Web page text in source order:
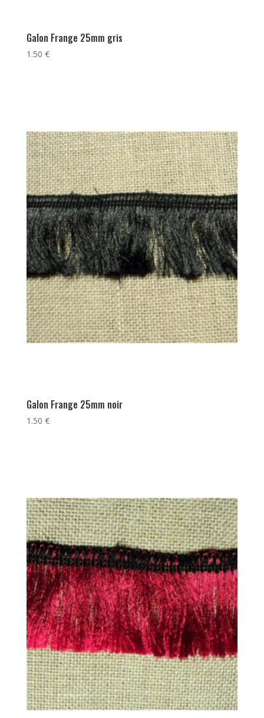
Galon Frange 25mm gris
1.50 €
Galon Frange 25mm noir
1.50 €